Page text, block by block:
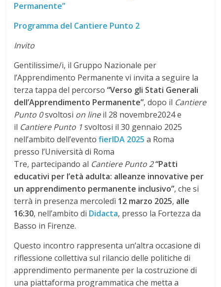
Permanente”
Programma del Cantiere Punto 2
Invito
Gentilissime/i, il Gruppo Nazionale per
l’Apprendimento Permanente vi invita a seguire la
terza tappa del percorso“Verso gli Stati Generali
dell’Apprendimento Permanente”, dopo il Cantiere
Punto 0svoltosi on lineil 28 novembre2024 e
il Cantiere Punto 1svoltosi il 30 gennaio 2025
nell’ambito dell’eventofierIDA 2025 a Roma
presso l’Università di Roma
Tre, partecipando al Cantiere Punto 2“Patti
educativi per l’età adulta: alleanze innovative per
un apprendimento permanente inclusivo”, che si
terrà in presenza mercoledì 12 marzo 2025, alle
16:30, nell’ambito di Didacta, presso la Fortezza da
Basso in Firenze.
Questo incontro rappresenta un’altra occasione di
riflessione collettiva sul rilancio delle politiche di
apprendimento permanente per la costruzione di
una piattaforma programmatica che metta a